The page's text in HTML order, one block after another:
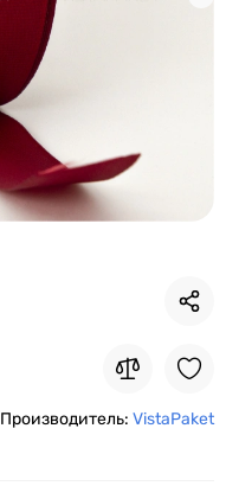
Производитель: VistaPaket